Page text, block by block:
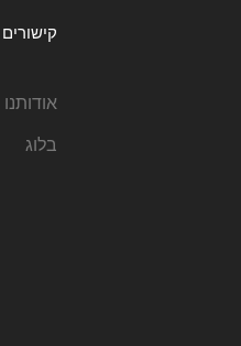
קישורים
אודותנו
בלוג